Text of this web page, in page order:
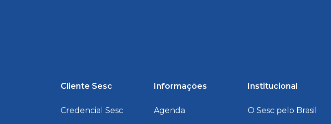
Cliente Sesc
Credencial Sesc
Informações
Agenda
Institucional
O Sesc pelo Brasil